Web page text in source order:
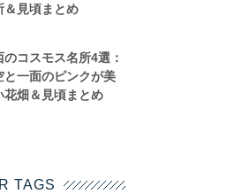
＆見頃まとめ
のコスモス名所4選：
と一面のピンクが美
花畑＆見頃まとめ
TAGS